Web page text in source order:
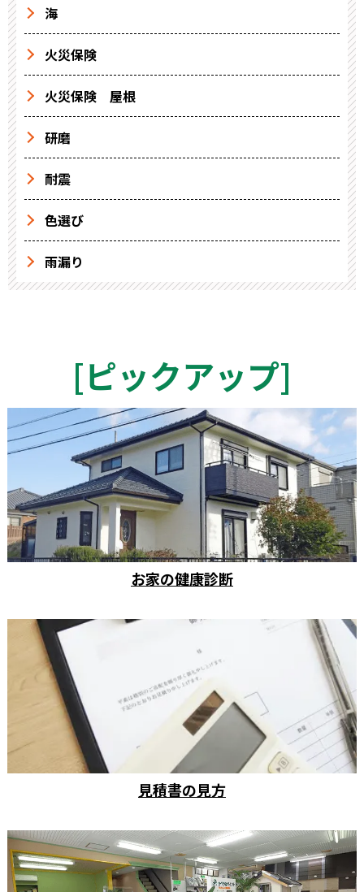
海
火災保険
火災保険 屋根
研磨
耐震
色選び
雨漏り
[ピックアップ]
お家の健康診断
見積書の見方